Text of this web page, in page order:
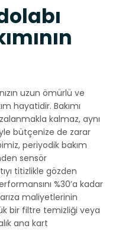
uzun ömürlü ve
hayatidir. Bakımı
kalmaz, aynı
bütçenize de zarar
periyodik bakım
sensör
titizlikle gözden
%30’a kadar
maliyetlerinin
bir filtre temizliği veya
ana kart